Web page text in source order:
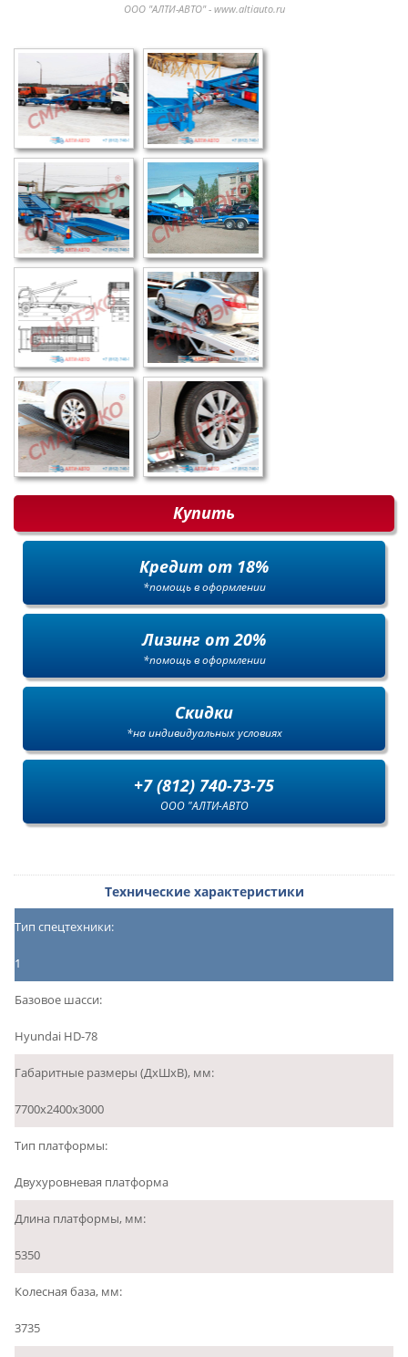
Купить
Кредит от 18%
*помощь в оформлении
Лизинг от 20%
*помощь в оформлении
Скидки
*на индивидуальных условиях
+7 (812) 740-73-75
ООО "АЛТИ-АВТО
ООО "АЛТИ-АВТО" - www.altiauto.ru
Технические характеристики
Тип спецтехники:
1
Базовое шасси:
Hyundai HD-78
Габаритные размеры (ДхШхВ), мм:
7700х2400х3000
Тип платформы:
Двухуровневая платформа
Длина платформы, мм:
5350
Колесная база, мм:
3735